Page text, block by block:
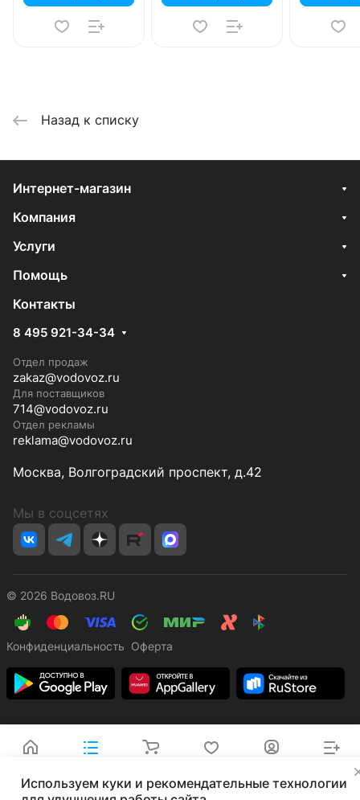
Назад к списку
Интернет-магазин
Компания
Услуги
Помощь
Контакты
8 495 921-34-34
Отдел продаж
zakaz@vodovoz.ru
Для поставщиков
714@vodovoz.ru
Отдел рекламы
reklama@vodovoz.ru
Москва, Волгоградский проспект, д.42
Мы в соцсетях
© 2026 Водовоз.RU
Конфиденциальность Оферта
Используем куки и рекомендательные технологии